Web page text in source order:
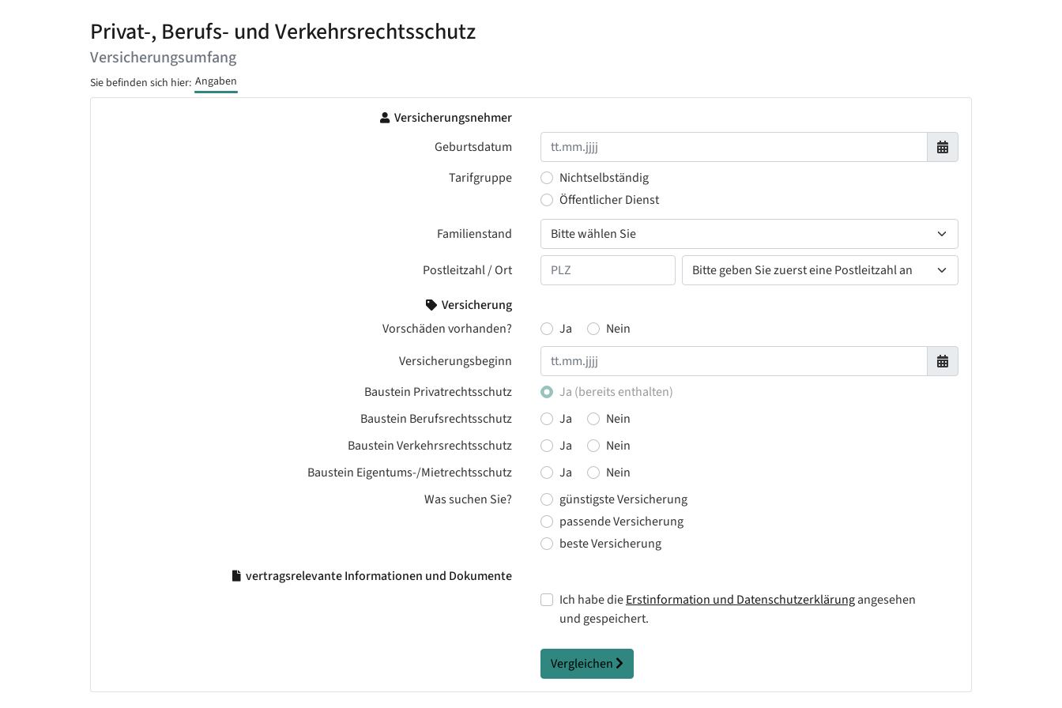
Privat-, Berufs- und Verkehrsrechtsschutz
Versicherungsumfang
Sie befinden sich hier: Angaben
Versicherungsnehmer
Geburtsdatum
Tarifgruppe
Nichtselbständig
Öffentlicher Dienst
Familienstand
Postleitzahl / Ort
Versicherung
Vorschäden vorhanden?
Ja
Nein
Versicherungsbeginn
Baustein Privatrechtsschutz
Ja (bereits enthalten)
Baustein Berufsrechtsschutz
Ja
Nein
Baustein Verkehrsrechtsschutz
Ja
Nein
Baustein Eigentums-/Mietrechtsschutz
Ja
Nein
Was suchen Sie?
günstigste Versicherung
passende Versicherung
beste Versicherung
vertragsrelevante Informationen und Dokumente
Ich habe dieErstinformation und Datenschutzerklärungangesehen
und gespeichert.
Vergleichen